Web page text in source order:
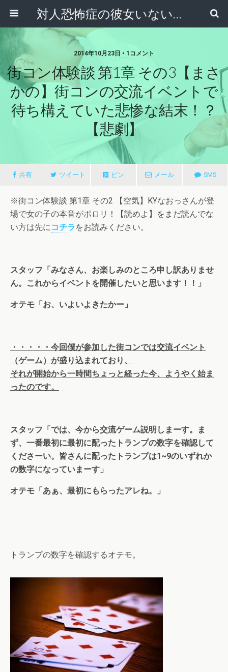
対人恐怖症の彼女いない歴＝年齢男『オテモ』の大逆転恋愛物語！
2014年10月23日 • 1コメント
街コン体験談 第1章 その3【まさ
かの】街コンの交流イベントで
待ち構えていた悲惨な結末！？
【悲劇】
共有 ツイート ピン メール SMS
※街コン体験談 第1章 その2 【空気】KYなおっさんが登
場で女の子の本音がポロリ！【読めよ】をまだ読んでな
い方は先にコチラ をお読みください。
スタッフ「みなさん、お楽しみのところ申し訳ありませ
ん。これからイベントを開催したいと思います！！」
オテモ「お、いよいよきたかー」
・・・・・今回僕が参加した街コンでは交流イベント
（ゲーム）が盛り込まれており、
それが開始から一時間ちょっと経った今、ようやく始ま
ったのです。
スタッフ「では、今から交流ゲーム説明しまーす。ま
ず、一番最初に最初に配ったトランプの数字を確認して
くださーい。皆さんに配ったトランプは1~9のいずれか
の数字になっていまーす」
オテモ「あぁ、最初にもらったアレね。」
トランプの数字を確認するオテモ。